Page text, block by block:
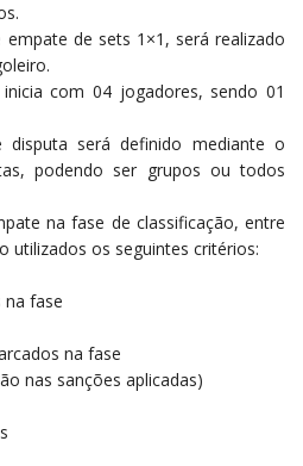
empate de sets 1×1, será realizado
com 04 jogadores, sendo 01
será definido mediante o
podendo ser grupos ou todos
na fase de classificação, entre
utilizados os seguintes critérios:
fase
na fase
nas sanções aplicadas)